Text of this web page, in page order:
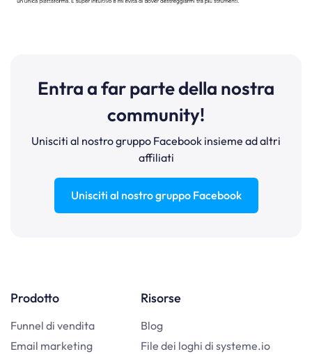
Entra a far parte della nostra
community!
Unisciti al nostro gruppo Facebook insieme ad altri
affiliati
Unisciti al nostro gruppo Facebook
Prodotto
Funnel di vendita
Email marketing
Risorse
Blog
File dei loghi di systeme.io